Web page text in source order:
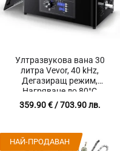
Ултразвукова вана 30
литра Vevor, 40 kHz,
Дегазиращ режим,
Нагряване до 80°C
359.90€/ 703.90 лв.
НАЙ-ПРОДАВАН